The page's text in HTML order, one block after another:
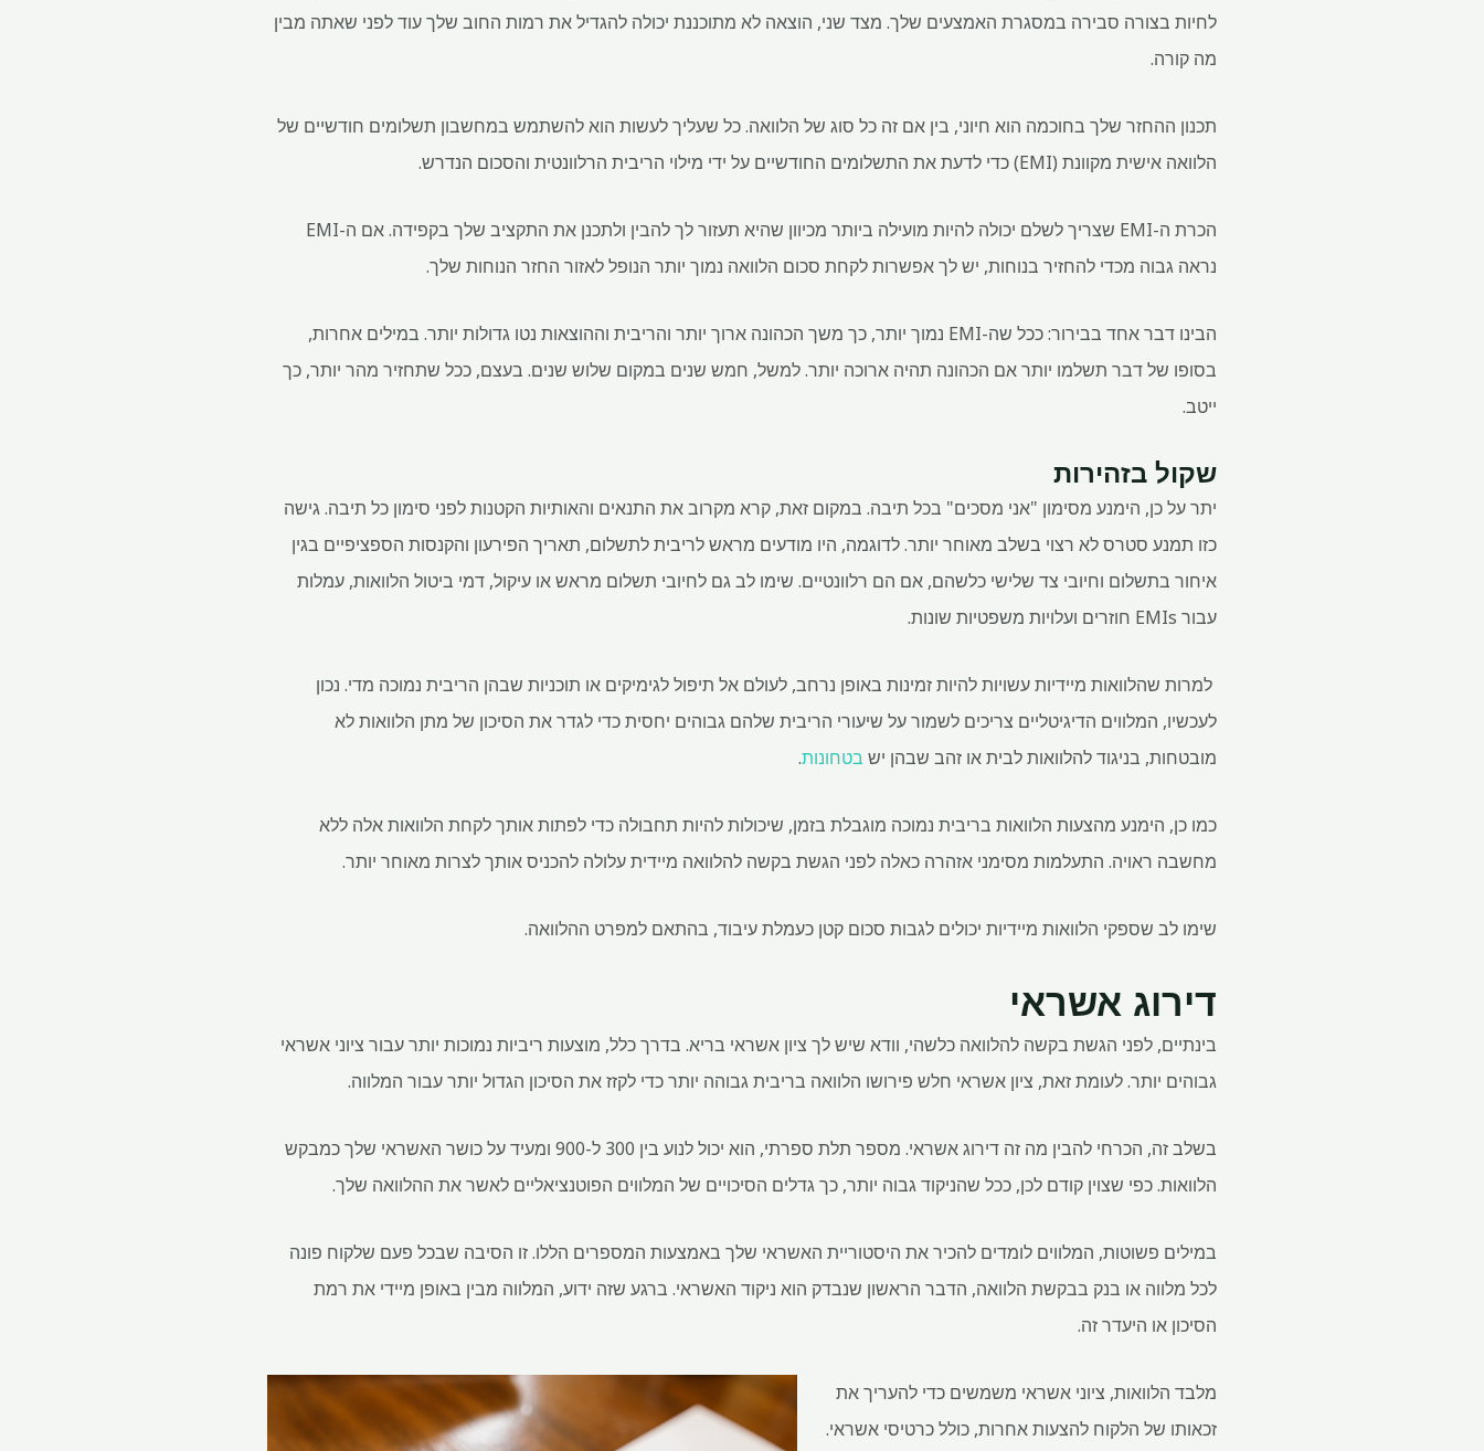
לחיות בצורה סבירה במסגרת האמצעים שלך. מצד שני, הוצאה לא מתוכננת יכולה להגדיל את רמות החוב שלך עוד לפני שאתה מבין
מה קורה.
תכנון ההחזר שלך בחוכמה הוא חיוני, בין אם זה כל סוג של הלוואה. כל שעליך לעשות הוא להשתמש במחשבון תשלומים חודשיים של
הלוואה אישית מקוונת (EMI) כדי לדעת את התשלומים החודשיים על ידי מילוי הריבית הרלוונטית והסכום הנדרש.
הכרת ה-EMI שצריך לשלם יכולה להיות מועילה ביותר מכיוון שהיא תעזור לך להבין ולתכנן את התקציב שלך בקפידה. אם ה-EMI
נראה גבוה מכדי להחזיר בנוחות, יש לך אפשרות לקחת סכום הלוואה נמוך יותר הנופל לאזור החזר הנוחות שלך.
הבינו דבר אחד בבירור: ככל שה-EMI נמוך יותר, כך משך הכהונה ארוך יותר והריבית וההוצאות נטו גדולות יותר. במילים אחרות,
בסופו של דבר תשלמו יותר אם הכהונה תהיה ארוכה יותר. למשל, חמש שנים במקום שלוש שנים. בעצם, ככל שתחזיר מהר יותר, כך
ייטב.
שקול בזהירות
יתר על כן, הימנע מסימון "אני מסכים" בכל תיבה. במקום זאת, קרא מקרוב את התנאים והאותיות הקטנות לפני סימון כל תיבה. גישה
כזו תמנע סטרס לא רצוי בשלב מאוחר יותר. לדוגמה, היו מודעים מראש לריבית לתשלום, תאריך הפירעון והקנסות הספציפיים בגין
איחור בתשלום וחיובי צד שלישי כלשהם, אם הם רלוונטיים. שימו לב גם לחיובי תשלום מראש או עיקול, דמי ביטול הלוואות, עמלות
עבור EMIs חוזרים ועלויות משפטיות שונות.
למרות שהלוואות מיידיות עשויות להיות זמינות באופן נרחב, לעולם אל תיפול לגימיקים או תוכניות שבהן הריבית נמוכה מדי. נכון
לעכשיו, המלווים הדיגיטליים צריכים לשמור על שיעורי הריבית שלהם גבוהים יחסית כדי לגדר את הסיכון של מתן הלוואות לא
מובטחות, בניגוד להלוואות לבית או זהב שבהן יש בטחונות.
כמו כן, הימנע מהצעות הלוואות בריבית נמוכה מוגבלת בזמן, שיכולות להיות תחבולה כדי לפתות אותך לקחת הלוואות אלה ללא
מחשבה ראויה. התעלמות מסימני אזהרה כאלה לפני הגשת בקשה להלוואה מיידית עלולה להכניס אותך לצרות מאוחר יותר.
שימו לב שספקי הלוואות מיידיות יכולים לגבות סכום קטן כעמלת עיבוד, בהתאם למפרט ההלוואה.
דירוג אשראי
בינתיים, לפני הגשת בקשה להלוואה כלשהי, וודא שיש לך ציון אשראי בריא. בדרך כלל, מוצעות ריביות נמוכות יותר עבור ציוני אשראי
גבוהים יותר. לעומת זאת, ציון אשראי חלש פירושו הלוואה בריבית גבוהה יותר כדי לקזז את הסיכון הגדול יותר עבור המלווה.
בשלב זה, הכרחי להבין מה זה דירוג אשראי. מספר תלת ספרתי, הוא יכול לנוע בין 300 ל-900 ומעיד על כושר האשראי שלך כמבקש
הלוואות. כפי שצוין קודם לכן, ככל שהניקוד גבוה יותר, כך גדלים הסיכויים של המלווים הפוטנציאליים לאשר את ההלוואה שלך.
במילים פשוטות, המלווים לומדים להכיר את היסטוריית האשראי שלך באמצעות המספרים הללו. זו הסיבה שבכל פעם שלקוח פונה
לכל מלווה או בנק בבקשת הלוואה, הדבר הראשון שנבדק הוא ניקוד האשראי. ברגע שזה ידוע, המלווה מבין באופן מיידי את רמת
הסיכון או היעדר זה.
מלבד הלוואות, ציוני אשראי משמשים כדי להעריך את
זכאותו של הלקוח להצעות אחרות, כולל כרטיסי אשראי.